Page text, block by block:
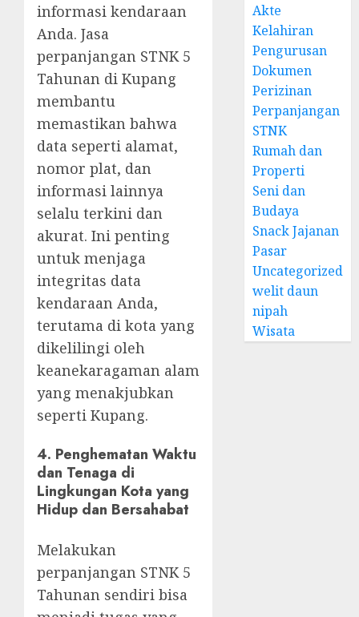
informasi kendaraan
Anda. Jasa
perpanjangan STNK 5
Tahunan di Kupang
membantu
memastikan bahwa
data seperti alamat,
nomor plat, dan
informasi lainnya
selalu terkini dan
akurat. Ini penting
untuk menjaga
integritas data
kendaraan Anda,
terutama di kota yang
dikelilingi oleh
keanekaragaman alam
yang menakjubkan
seperti Kupang.
4. Penghematan Waktu
dan Tenaga di
Lingkungan Kota yang
Hidup dan Bersahabat
Melakukan
perpanjangan STNK 5
Tahunan sendiri bisa
Akte
Kelahiran
Pengurusan
Dokumen
Perizinan
Perpanjangan
STNK
Rumah dan
Properti
Seni dan
Budaya
Snack Jajanan
Pasar
Uncategorized
welit daun
nipah
Wisata